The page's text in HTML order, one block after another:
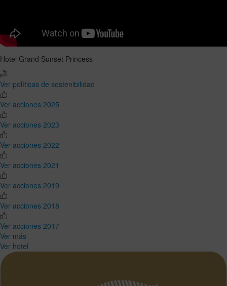
Hotel Grand Sunset Princess
Ver políticas de sostenibilidad
Ver acciones 2025
Ver acciones 2023
Ver acciones 2022
Ver acciones 2021
Ver acciones 2019
Ver acciones 2018
Ver acciones 2017
Ver más
Ver hotel